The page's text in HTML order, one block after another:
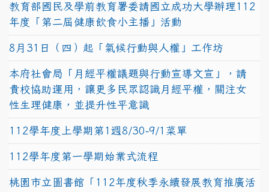
教育部國民及學前教育署委請國立成功大學辦理112
年度「第二屆健康飲食小主播」活動
8月31日（四）起「氣候行動與人權」工作坊
本府社會局「月經平權議題與行動宣導文宣」，請
貴校協助運用，讓更多民眾認識月經平權，關注女
性生理健康，並提升性平意識
112學年度上學期第1週8/30-9/1菜單
112學年度第一學期始業式流程
桃園市立圖書館「112年度秋季永續發展教育推廣活